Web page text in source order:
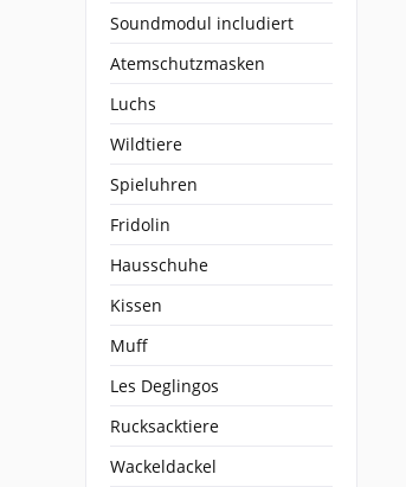
Soundmodul includiert
Atemschutzmasken
Luchs
Wildtiere
Spieluhren
Fridolin
Hausschuhe
Kissen
Muff
Les Deglingos
Rucksacktiere
Wackeldackel